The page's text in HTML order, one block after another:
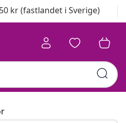
kr (fastlandet i Sverige)